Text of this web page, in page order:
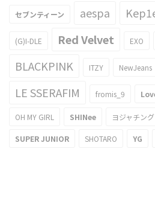
セブンティーン aespa
(G)I-DLE Red Velvet EXO
BLACKPINK ITZY NewJeans
LE SSERAFIM fromis_9
OH MY GIRL SHINee ヨジャチング
SUPER JUNIOR SHOTARO YG